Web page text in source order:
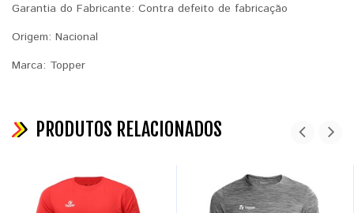
Garantia do Fabricante: Contra defeito de fabricação
Origem: Nacional
Marca: Topper
PRODUTOS RELACIONADOS